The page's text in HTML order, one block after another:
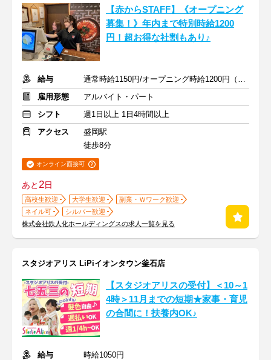
【赤からSTAFF】《オープニング
募集！》年内まで特別時給1200
円！超お得な社割もあり♪
給与
通常時給1150円/オープニング時給1200円（2026年12月31日まで）
雇用形態
アルバイト・パート
シフト
週1日以上 1日4時間以上
アクセス
盛岡駅
徒歩8分
オンライン面接可
あと2日
高校生歓迎 大学生歓迎
副業・Ｗワーク歓迎
ネイル可
シルバー歓迎
株式会社鉄人化ホールディングスの求人一覧を見る
スタジオアリス LiPiイオンタウン釜石店
【スタジオアリスの受付】＜10～1
4時＞11月までの短期★家事・育児
の合間に！扶養内OK♪
給与
時給1050円